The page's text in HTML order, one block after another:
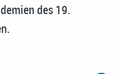
des 19.